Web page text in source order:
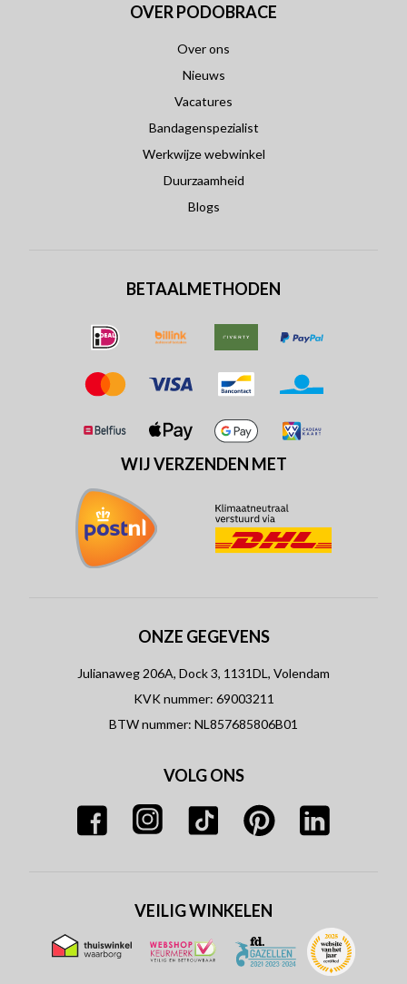
OVER PODOBRACE
Over ons
Nieuws
Vacatures
Bandagenspezialist
Werkwijze webwinkel
Duurzaamheid
Blogs
BETAALMETHODEN
WIJ VERZENDEN MET
ONZE GEGEVENS
Julianaweg 206A, Dock 3, 1131DL, Volendam
KVK nummer: 69003211
BTW nummer: NL857685806B01
VOLG ONS
VEILIG WINKELEN